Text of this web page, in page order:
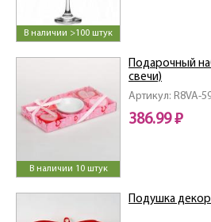
В наличии >100 штук
В наличии 10 штук
Артикул: R8VA-
Подарочный
свечи)
386.99 ₽
Подушка